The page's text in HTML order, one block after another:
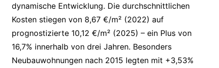
dynamische Entwicklung. Die durchschnittlichen
Kosten stiegen von 8,67 €/m² (2022) auf
prognostizierte 10,12 €/m² (2025) – ein Plus von
16,7% innerhalb von drei Jahren. Besonders
Neubauwohnungen nach 2015 legten mit +3,53%